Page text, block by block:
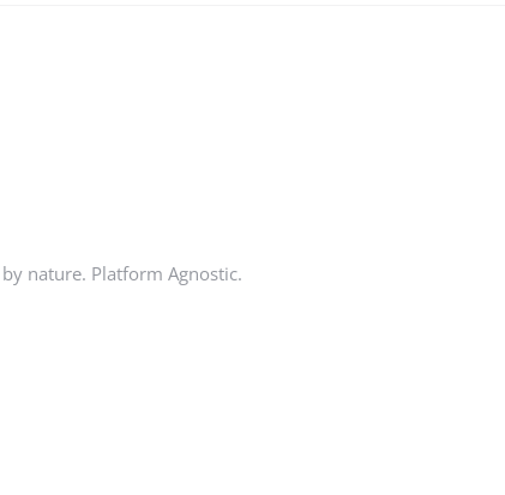
nature. Platform Agnostic.